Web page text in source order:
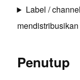
Label /
Penutup